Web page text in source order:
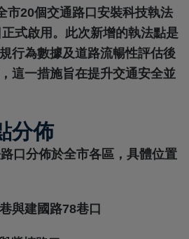
市20個交通路口安裝科技執法
式啟用。此次新增的執法點是
行為數據及道路流暢性評估後
這一措施旨在提升交通安全並
分佈
口分佈於全市各區，具體位置
與建國路78巷口